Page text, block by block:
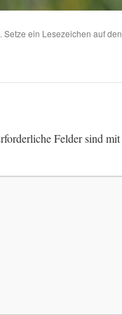
Setze ein Lesezeichen auf den
Felder sind mit